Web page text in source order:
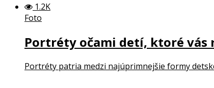
1.2K
Foto
Portréty očami detí, ktoré vás
Portréty patria medzi najúprimnejšie formy